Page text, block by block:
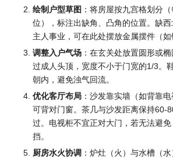
绘制户型草图 ：将房屋按九宫格划分
位），标注出缺角、凸角的位置。缺
主人事业，可在此处摆放金属摆件（如
调整入户气场 ：在玄关处放置圆形或
过成人头顶，宽度不小于门宽的1/3。
朝内，避免浊气回流。
优化客厅布局 ：沙发靠实墙（如背靠
可背对门窗。茶几与沙发距离保持60-
过。电视柜不宜正对大门，若无法避
挡。
厨房水火协调 ：炉灶（火）与水槽（